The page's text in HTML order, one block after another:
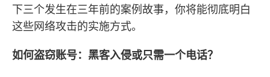
下三个发生在三年前的案例故事，你将能彻底明白
这些网络攻击的实施方式。
如何盗窃账号：黑客入侵或只需一个电话？